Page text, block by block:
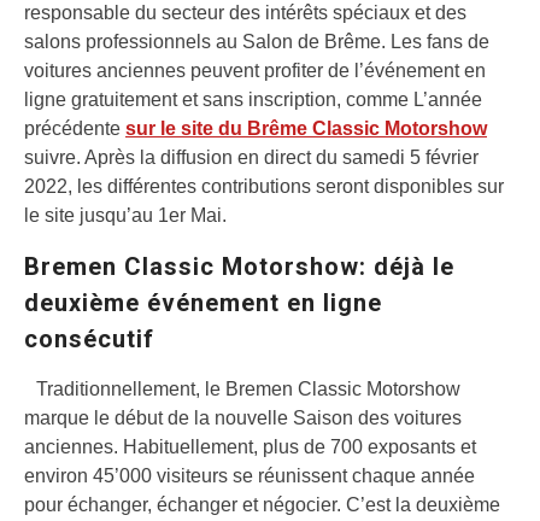
responsable du secteur des intérêts spéciaux et des
salons professionnels au Salon de Brême. Les fans de
voitures anciennes peuvent profiter de l’événement en
ligne gratuitement et sans inscription, comme L’année
précédente sur le site du Brême Classic Motorshow
suivre. Après la diffusion en direct du samedi 5 février
2022, les différentes contributions seront disponibles sur
le site jusqu’au 1er Mai.
Bremen Classic Motorshow: déjà le
deuxième événement en ligne
consécutif
Traditionnellement, le Bremen Classic Motorshow
marque le début de la nouvelle Saison des voitures
anciennes. Habituellement, plus de 700 exposants et
environ 45’000 visiteurs se réunissent chaque année
pour échanger, échanger et négocier. C’est la deuxième